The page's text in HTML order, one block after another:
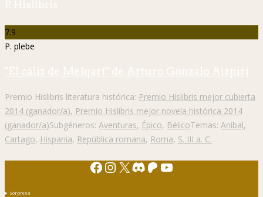
2014 (ganador/a)
(ganador/a)Subgéneros:Aventuras,Épico,BélicoTemas:Aníbal,
Cartago,Hispania,República romana,Roma,S. III a. C.
Facebook
Instagram
X Discord
Patreon
YouTube
2ª Guerra Mundial. Alemania
Antigua Grecia antigua Roma Atenas cómic Edad Media
Edhasa Ediciones Salamina EEUU Egipto Ensayo entrevista
España Estados Unidos Europa filosofía Francia Grecia
guerra Guerra civil española historia
histórica Imperio romano